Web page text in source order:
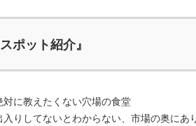
スポット紹介』
対に教えたくない穴場の食堂
入りしてないとわからない、市場の奥にあ